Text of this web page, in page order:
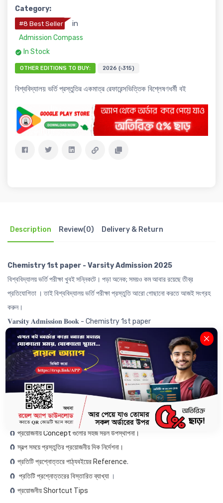
Category:
#8 Best Seller in
Admission Compass
In Stock
OTHER EDITIONS TO BUY: 2026 (৳315)
বিশ্ববিদ্যালয় ভর্তি প্রস্তুতির একমাত্র রেফারেন্সভিত্তিক বিশ্লেষণধর্মী বই
Description Review(0) Delivery & Return
Chemistry 1st paper - Varsity Admission 2025
বিশ্ববিদ্যালয় ভর্তি পরীক্ষা খুবই সন্নিকটে। পড়া অনেক; সময়ও কম আবার রয়েছে তীব্র
প্রতিযোগিতা । তাই বিশ্ববিদ্যালয় ভর্তি পরীক্ষা প্রস্তুতি আরো গোছানো করতে আজই সংগ্রহ
করুন।
𝐕𝐚𝐫𝐬𝐢𝐭𝐲 𝐀𝐝𝐦𝐢𝐬𝐬𝐢𝐨𝐧 𝐁𝐨𝐨𝐤 - Chemistry 1st paper
বইটিতে রয়েছেঃ
------------------------
🧲DU , GST, JU, RU এবং CU সহ সকল স্বনামধন্য বিশ্ববিদ্যালয়ের বিগত ১৬ বছরের
প্রশ্নোত্তর ও এনালাইসিস।
🧲Calculator ছাড়াই ভর্তি পরীক্ষায় স্বল্পতম সময়ে গাণিতিক সমস্যা সমাধানের জন্য
Calculation Hacks.
ভর্তি পরীক্ষার জন্য Most Important Conceptual প্রশ্নোত্তর।
🧲 প্রয়োজনীয় Concept গুলোর সহজ সরল উপস্থাপনা।
🧲স্বল্প সময়ে প্রস্তুতির প্রয়োজনীয় দিক নির্দেশনা।
🧲 প্রতিটি প্রশ্নোত্তরে পাঠ্যবইয়ের Reference.
🧲 প্রতিটি প্রশ্নোত্তরের বিস্তারিত ব্যাখ্যা ।
🧲 প্রয়োজনীয় Shortcut Tips